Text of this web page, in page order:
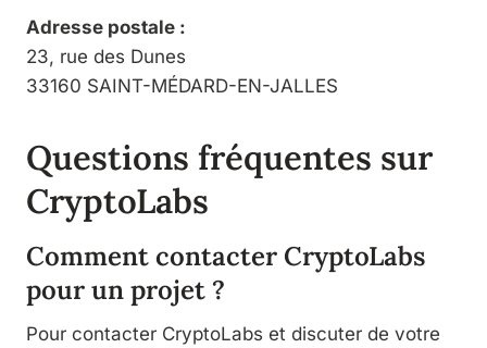
Adresse postale :
23, rue des Dunes
33160 SAINT-MÉDARD-EN-JALLES
Questions fréquentes sur
CryptoLabs
Comment contacter CryptoLabs
pour un projet ?
Pour contacter CryptoLabs et discuter de votre